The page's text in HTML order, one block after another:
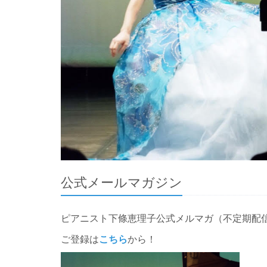
公式メールマガジン
ピアニスト下條恵理子公式メルマガ（不定期配
ご登録はこちらから！